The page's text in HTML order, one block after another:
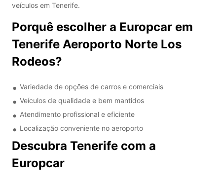
veículos em Tenerife.
Porquê escolher a Europcar em
Tenerife Aeroporto Norte Los
Rodeos?
Variedade de opções de carros e comerciais
Veículos de qualidade e bem mantidos
Atendimento profissional e eficiente
Localização conveniente no aeroporto
Descubra Tenerife com a
Europcar